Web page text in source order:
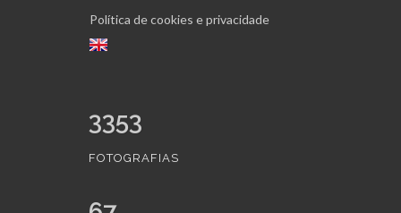
Política de cookies e privacidade
3353
FOTOGRAFIAS